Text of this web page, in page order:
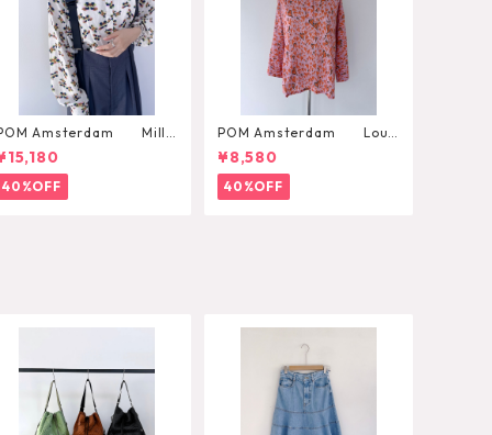
Amsterdam Milly
Blouse
40%OFF
POM Amsterdam Lou
Heart to Heart Blouse
¥8,580
40%OFF